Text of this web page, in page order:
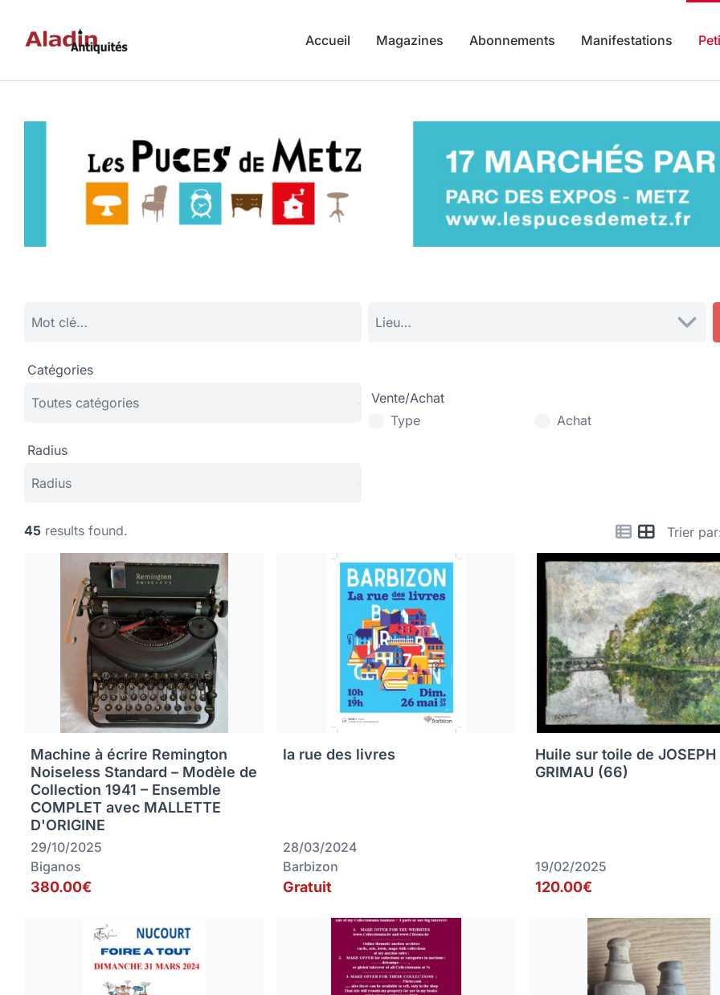
Accueil Magazines Abonnements Manifestations
Catégories
Vente/Achat
Type
Achat
Radius
Trier
45 results found.
Machine à écrire Remington
Noiseless Standard – Modèle de
Collection 1941 – Ensemble
COMPLET avec MALLETTE
D'ORIGINE
29/10/2025
Biganos
380.00€
la rue des livres
28/03/2024
Barbizon
Gratuit
Huile sur toile de JOSEPH
GRIMAU (66)
19/02/2025
120.00€